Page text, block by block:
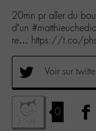
20mn pr aller du
d’un
re… https://t.co/
Voir sur
0